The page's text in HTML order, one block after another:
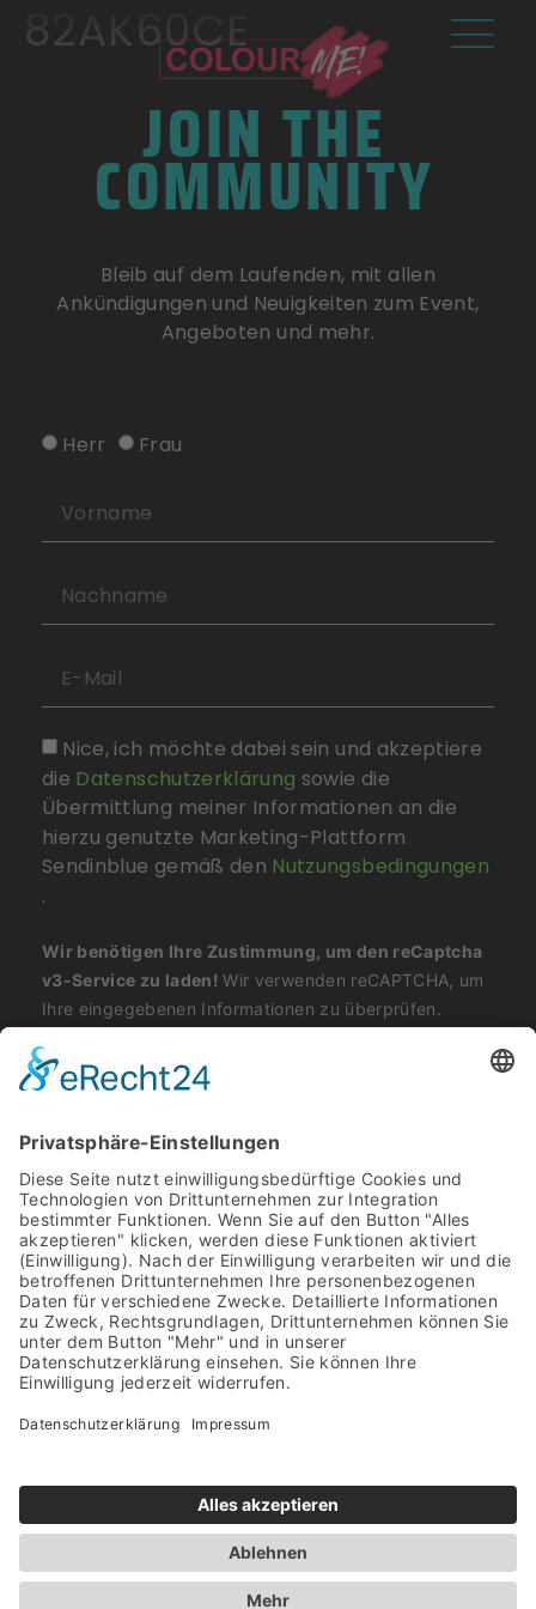
82AK60CE
JOIN THE
COMMUNITY
Bleib auf dem Laufenden, mit allen
Ankündigungen und Neuigkeiten zum Event,
Angeboten und mehr.
Herr Frau
Nice, ich möchte dabei sein und akzeptiere
die Datenschutzerklärung sowie die
Übermittlung meiner Informationen an die
hierzu genutzte Marketing-Plattform
Sendinblue gemäß den Nutzungsbedingungen
.
Wir benötigen Ihre Zustimmung, um den reCaptcha
v3-Service zu laden!Wir verwenden reCAPTCHA, um
Ihre eingegebenen Informationen zu überprüfen.
sammeln. Bitte lesen Sie die Details durch
stimmen Sie der Nutzung des Service zu
JETZT JOINEN
HOME ABOUT TICKETS
PARTYISLAND
TRAINPARTY
PARTYSHOTS
IMPRESSUM
DATENSCHUTZ
TICKETS KAUFEN
© 2021 – 2026 by D3